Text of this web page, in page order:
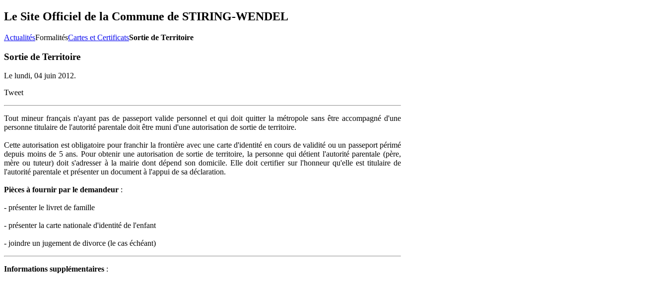
Le Site Officiel de la Commune de STIRING-WENDEL
ActualitésFormalitésCartes et CertificatsSortie de Territoire
Sortie de Territoire
Le lundi, 04 juin 2012.
Tweet
Tout mineur français n'ayant pas de passeport valide personnel et qui doit quitter la métropole sans être accompagné d'une
personne titulaire de l'autorité parentale doit être muni d'une autorisation de sortie de territoire.
Cette autorisation est obligatoire pour franchir la frontière avec une carte d'identité en cours de validité ou un passeport périmé
depuis moins de 5 ans. Pour obtenir une autorisation de sortie de territoire, la personne qui détient l'autorité parentale (père,
mère ou tuteur) doit s'adresser à la mairie dont dépend son domicile. Elle doit certifier sur l'honneur qu'elle est titulaire de
l'autorité parentale et présenter un document à l'appui de sa déclaration.
Pièces à fournir par le demandeur :
- présenter le livret de famille
- présenter la carte nationale d'identité de l'enfant
- joindre un jugement de divorce (le cas échéant)
Informations supplémentaires :